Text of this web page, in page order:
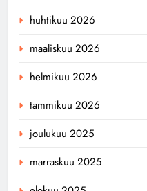
huhtikuu 2026
maaliskuu 2026
helmikuu 2026
tammikuu 2026
joulukuu 2025
marraskuu 2025